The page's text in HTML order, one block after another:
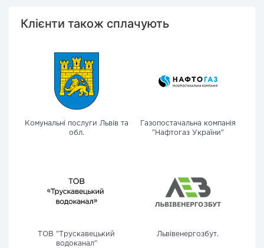
Клієнти також сплачують
Комунальні послуги Львів та
обл.
Газопостачальна компанія
"Нафтогаз України"
ТОВ "Трускавецький
водоканал"
Львівенергозбут.